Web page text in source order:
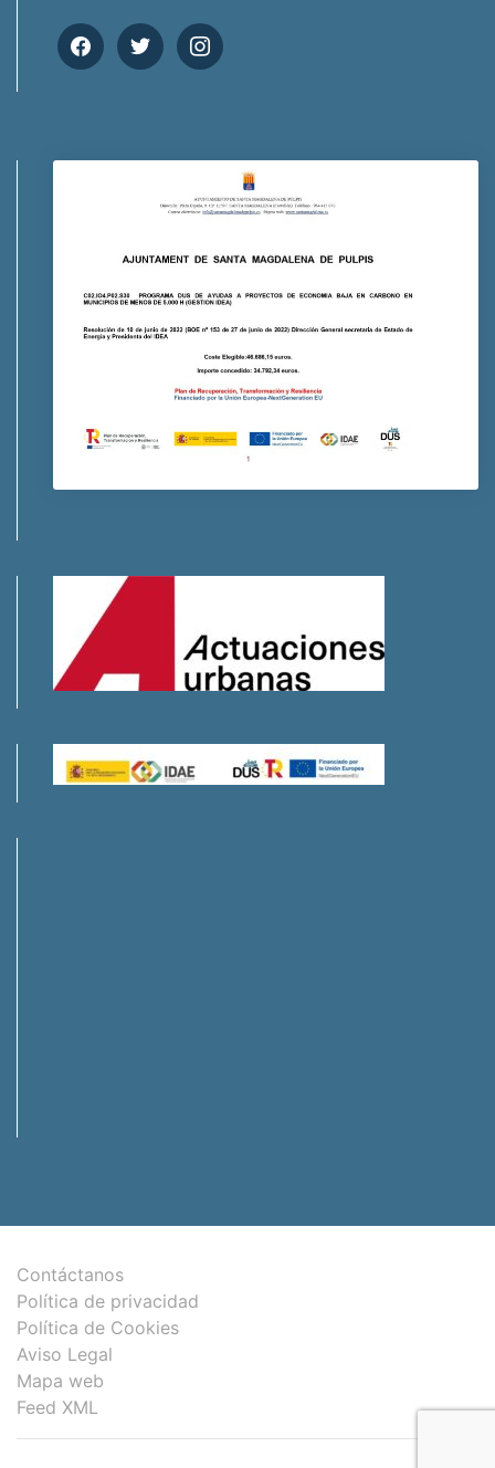
facebooktwitter instagram
Contáctanos
Política de privacidad
Política de Cookies
Aviso Legal
Mapa web
Feed XML